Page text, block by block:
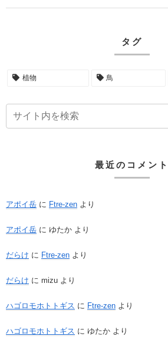
タグ
植物 鳥
最近のコメント
アポイ岳 に Ftre-zen より
アポイ岳 に ゆたか より
だらけ に Ftre-zen より
だらけ に mizu より
ハゴロモホトトギス に Ftre-zen より
ハゴロモホトトギス に ゆたか より